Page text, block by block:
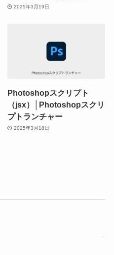
2025年3月19日
Photoshopスクリプト
（jsx）│Photoshopスクリ
プトランチャー
2025年3月18日